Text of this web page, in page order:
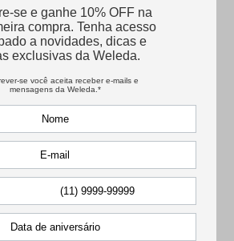
naturais, o exercício físico é
na saúde mental. Responsáveis
como dopamina e serotonina
maior sensação de bem-estar e
atividades como
ou meditação incorporada à
passo simples, mas